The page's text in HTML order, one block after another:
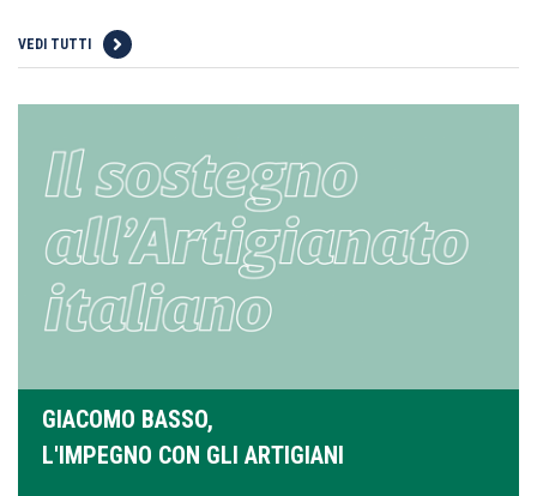
VEDI TUTTI
GIACOMO BASSO,
L'IMPEGNO CON GLI ARTIGIANI